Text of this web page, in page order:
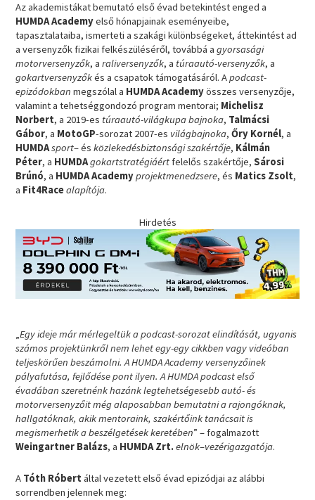
Az akademistákat bemutató első évad betekintést enged a
HUMDA Academyelső hónapjainak eseményeibe,
tapasztalataiba, ismerteti a szakági különbségeket, áttekintést ad
a versenyzők fizikai felkészüléséről, továbbá agyorsasági
motorversenyzők, araliversenyzők, a túraautó-versenyzők, a
gokartversenyzőkés a csapatok támogatásáról. Apodcast-
epizódokban megszólal a HUMDA Academyösszes versenyzője,
valamint a tehetséggondozó program mentorai; Michelisz
Norbert, a 2019-es túraautó-világkupa bajnoka, Talmácsi
Gábor, a MotoGP-sorozat 2007-es világbajnoka,Őry Kornél, a
HUMDAsport– ésközlekedésbiztonsági szakértője, Kálmán
Péter, a HUMDAgokartstratégiáértfelelős szakértője,Sárosi
Brúnó, a HUMDA Academyprojektmenedzsere, és Matics Zsolt,
a Fit4Racealapítója.
Hirdetés
„Egy ideje már mérlegeltük a podcast-sorozat elindítását, ugyanis
számos projektünkről nem lehet egy-egy cikkben vagy videóban
teljeskörűen beszámolni. A HUMDA Academy versenyzőinek
pályafutása, fejlődése pont ilyen. A HUMDA podcast első
évadában szeretnénk hazánk legtehetségesebb autó- és
motorversenyzőit még alaposabban bemutatni a rajongóknak,
hallgatóknak, akik mentoraink, szakértőink tanácsait is
megismerhetik a beszélgetések keretében” – fogalmazott
Weingartner Balázs, a HUMDA Zrt.elnök–vezérigazgatója.
A Tóth Róbert által vezetett első évad epizódjai az alábbi
sorrendben jelennek meg: